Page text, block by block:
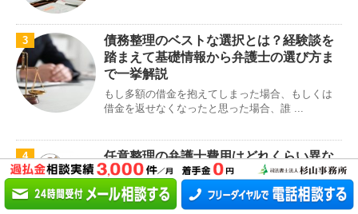
3
債務整理のベストな選択とは？経験談を
踏まえて基礎情報から弁護士の選び方ま
で一挙解説
もし多額の借金を抱えてしまった場合、もしくは
借金を返せなくなったと思った場合、誰 ...
4
任意整理の弁護士費用はどれくらい異な
るの？おすすめ事務所を徹底比較
借金に関する相談は、弁護士事務所や司法書士事
務所において無料で行なうことができま ...